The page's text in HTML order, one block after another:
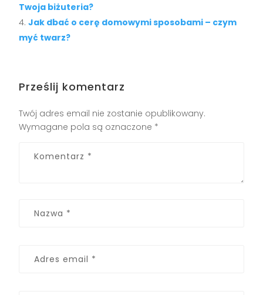
Twoja biżuteria?
Jak dbać o cerę domowymi sposobami – czym
myć twarz?
Prześlij komentarz
Twój adres email nie zostanie opublikowany.
Wymagane pola są oznaczone *